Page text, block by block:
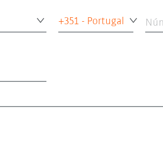
+351 - Portugal